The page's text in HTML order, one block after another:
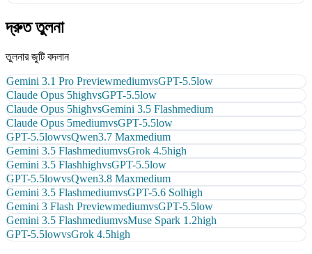
দ্রুত তুলনা
তুলনার জুটি বদলান
Gemini 3.1 Pro PreviewmediumvsGPT-5.5low
Claude Opus 5highvsGPT-5.5low
Claude Opus 5highvsGemini 3.5 Flashmedium
Claude Opus 5mediumvsGPT-5.5low
GPT-5.5lowvsQwen3.7 Maxmedium
Gemini 3.5 FlashmediumvsGrok 4.5high
Gemini 3.5 FlashhighvsGPT-5.5low
GPT-5.5lowvsQwen3.8 Maxmedium
Gemini 3.5 FlashmediumvsGPT-5.6 Solhigh
Gemini 3 Flash PreviewmediumvsGPT-5.5low
Gemini 3.5 FlashmediumvsMuse Spark 1.2high
GPT-5.5lowvsGrok 4.5high